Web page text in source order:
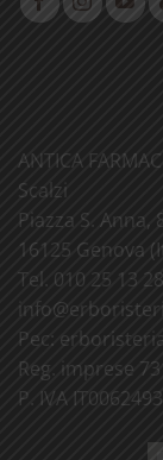
ANTICA
Scalzi
Piazza S. Anna,
16125 Genova
Tel. 010 25 13
info@
Pec:
Reg. imprese
P. IVA